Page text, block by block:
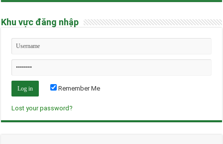
Khu vực đăng nhập
Remember Me
Lost your password?